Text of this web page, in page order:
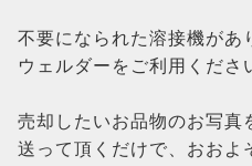
不要になられた溶接機があ
ウェルダーをご利用くださ
売却したいお品物のお写真
送って頂くだけで、おおよ